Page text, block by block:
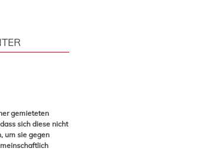
gemieteten
sich diese nicht
um sie gegen